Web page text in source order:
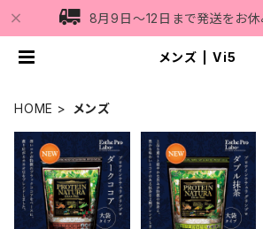
8月9日〜12日まで発送をお休
メンズ | Vi5
HOME メンズ